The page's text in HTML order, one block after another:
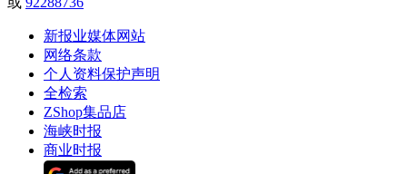
新报业媒体网站
网络条款
个人资料保护声明
全检索
ZShop集品店
海峡时报
商业时报